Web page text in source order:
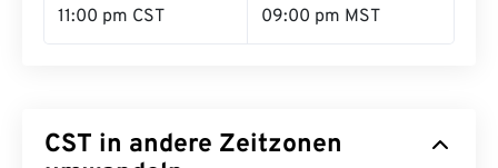
11:00 pm CST 09:00 pm MST
CST in andere Zeitzonen